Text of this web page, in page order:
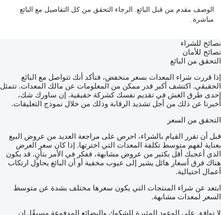
الوصف مقدم من قبل البائع. الرجاء التحقق من كل التفاصيل مع البائع
مباشرة.
نصائح للشراء
نصائح للأمان
التحقق من البائع
إذا قررت شراء المعدات بسعر منخفض، فتأكد أنك تتواصل مع البائع
الحقيقي. اكتشف أكبر قدر ممكن من المعلومات عن مالك المعدات. تتمثل
إحدى طرق الغش في تقديم نفسك كشركة حقيقية. إن ساورك شك،
أخبرنا عن ذلك من أجل تشديد الرقابة وذلك من خلال نموذج التعليقات.
التحقق من السعر
قبل أن تقرر القيام بالشراء، احرص على مراجعة العديد من عروض البيع
بعناية لفهم متوسط تكلفة المعدات التي اخترتها. إذا كان سعر العرض
الذي أعجبك أقل بكثير من عروض مشابهة، ففكر في الأمر بتأنٍ. قد يكون
هناك فرق أسعار هائل يشير إلى عيوب مخفية أو أن البائع يحاول ارتكاب
أعمال احتيالية.
ابتعد عن شراء المنتجات التي يكون سعرها مختلف بشدة عن متوسط
السعر لمعدات مشابهة.
لا توافق على الوعود المثيرة للشكوك والبضائع المدفوعة مسبقًا. إن